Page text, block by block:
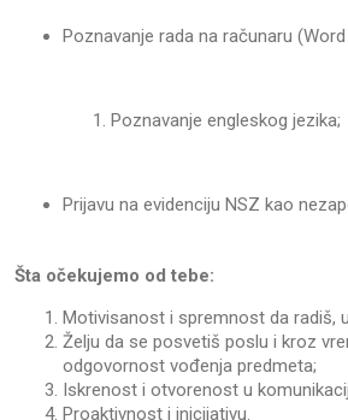
Poznavanje rada na računaru (Word
Poznavanje engleskog jezika;
Prijavu na evidenciju NSZ kao
Šta očekujemo od tebe:
Motivisanost i spremnost da radiš,
Želju da se posvetiš poslu i kroz
odgovornost vođenja predmeta;
Iskrenost i otvorenost u
Proaktivnost i inicijativu.